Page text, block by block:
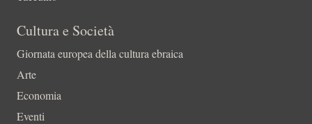
Cultura e Società
Giornata europea della cultura ebraica
Arte
Economia
Eventi